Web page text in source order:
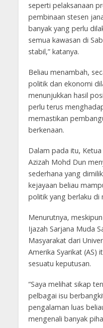
seperti pelaksanaan
pembinaan stesen
banyak yang perlu
semua kawasan di
stabil,” katanya.
Beliau menambah,
politik dan ekonomi
menunjukkan hasil
perlu terus
memastikan
berkenaan.
Dalam pada itu, Ketua
Azizah Mohd Dun
sederhana yang
kejayaan beliau
politik yang berlaku di
Menurutnya,
Ijazah Sarjana Muda
Masyarakat dari
Amerika Syarikat (AS)
sesuatu keputusan.
“Saya melihat sikap
pelbagai isu
pengalaman luas
mengenali banyak